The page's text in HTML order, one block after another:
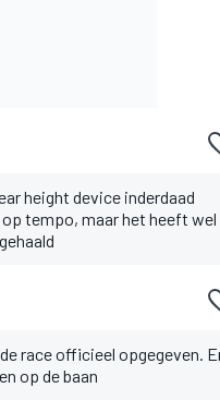
height device inderdaad
tempo, maar het heeft wel
race officieel opgegeven.
op de baan